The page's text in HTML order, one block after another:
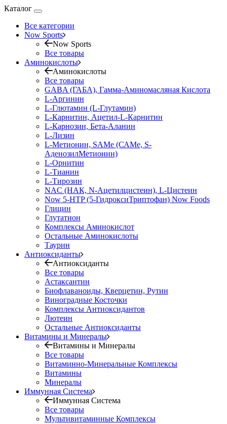
Каталог
Все категории
Now Sports
Now Sports
Все товары
Аминокислоты
Аминокислоты
Все товары
GABA (ГАБА), Гамма-Аминомасляная Кислота
L-Аргинин
L-Глютамин (L-Глутамин)
L-Карнитин, Ацетил-L-Карнитин
L-Карнозин, Бета-Аланин
L-Лизин
L-Метионин, SAMe (САМе, S-
АденозилМетионин)
L-Орнитин
L-Тианин
L-Тирозин
NAC (НАК, N-Ацетилцистеин), L-Цистеин
Now 5-HTP (5-ГидроксиТриптофан) Now Foods
Глицин
Глутатион
Комплексы Аминокислот
Остальные Аминокислоты
Таурин
Антиоксиданты
Антиоксиданты
Все товары
Астаксантин
Биофлаваноиды, Кверцетин, Рутин
Виноградные Косточки
Комплексы Антиоксидантов
Лютеин
Остальные Антиоксиданты
Витамины и Минералы
Витамины и Минералы
Все товары
Витаминно-Минеральные Комплексы
Витамины
Минералы
Иммунная Система
Иммунная Система
Все товары
Мультивитаминные Комплексы